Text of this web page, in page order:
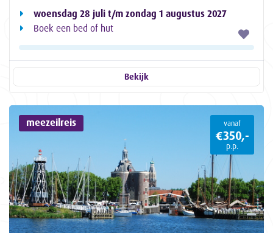
woensdag 28 juli t/m zondag 1 augustus 2027
Boek een bed of hut
Bekijk
meezeilreis vanaf
€350,-
p.p.